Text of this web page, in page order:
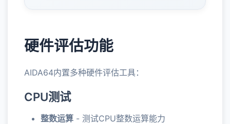
硬件评估功能
AIDA64内置多种硬件评估工具：
CPU测试
整数运算 - 测试CPU整数运算能力